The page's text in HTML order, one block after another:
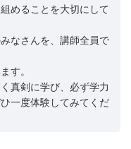
めることを大切にして
なさんを、講師全員で
す。
真剣に学び、必ず学力
一度体験してみてくだ